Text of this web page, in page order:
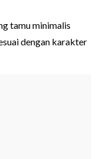
tamu minimalis
dengan karakter